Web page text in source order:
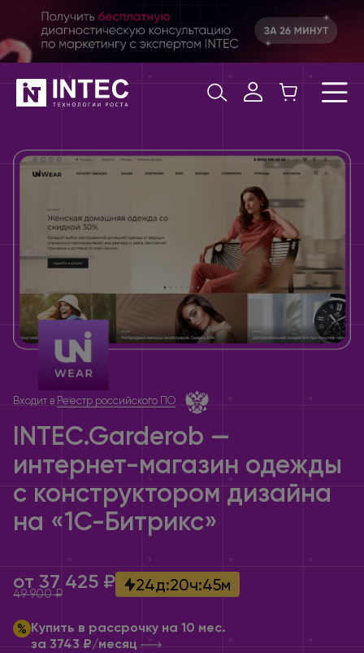
Входит в Реестр российского ПО
INTEC.Garderob —
интернет-магазин одежды
с конструктором дизайна
на «1C-Битрикс»
от 37 425 ₽
49 900 ₽ 24д:20ч:45м
Купить в рассрочку на 10 мес.
за 3743 ₽/месяц